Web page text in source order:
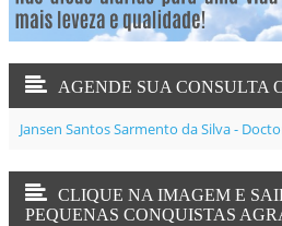
AGENDE SUA CONSULTA
Jansen Santos Sarmento da Silva -
CLIQUE NA IMAGEM E
PEQUENAS CONQUISTAS